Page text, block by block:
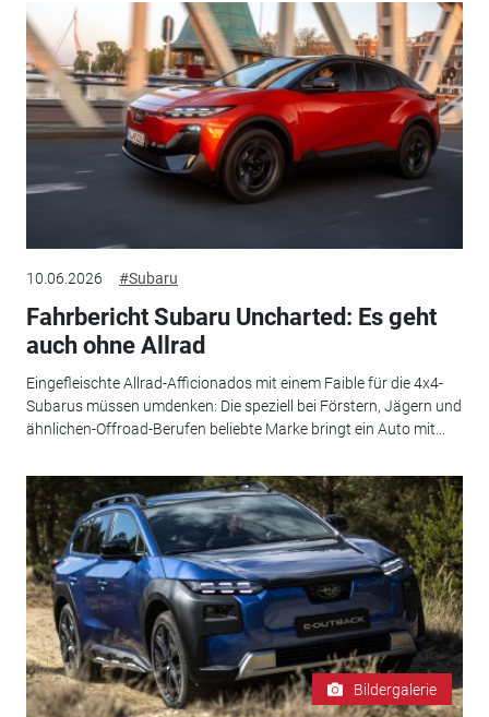
10.06.2026 #Subaru
Fahrbericht Subaru Uncharted: Es geht
auch ohne Allrad
Eingefleischte Allrad-Afficionados mit einem Faible für die 4x4-
Subarus müssen umdenken: Die speziell bei Förstern, Jägern und
ähnlichen-Offroad-Berufen beliebte Marke bringt ein Auto mit...
Bildergalerie